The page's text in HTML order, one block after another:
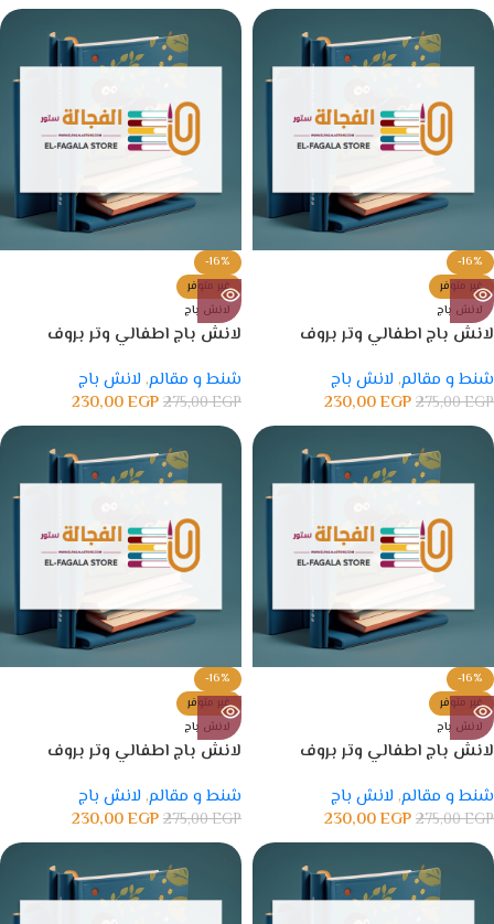
-16%
غير متوفر
لانش باج
لانش باج اطفالي وتر بروف
شنط و مقالم, لانش باج
275,00EGP
230,00EGP
-16%
غير متوفر
لانش باج
لانش باج اطفالي وتر بروف
شنط و مقالم, لانش باج
275,00EGP
230,00EGP
-16%
غير متوفر
لانش باج
لانش باج اطفالي وتر بروف
شنط و مقالم, لانش باج
275,00EGP
230,00EGP
-16%
غير متوفر
لانش باج
لانش باج اطفالي وتر بروف
شنط و مقالم, لانش باج
275,00EGP
230,00EGP